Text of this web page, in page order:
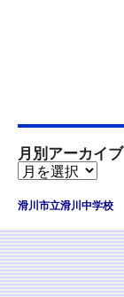
月別アーカイブ
滑川市立滑川中学校